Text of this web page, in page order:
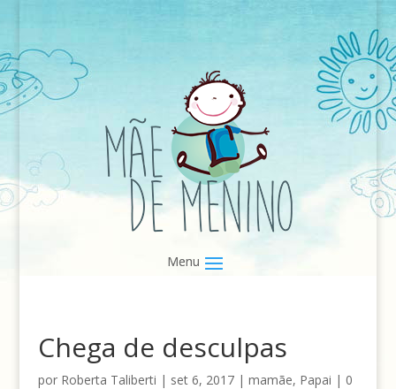
Chega de desculpas
por Roberta Taliberti | set 6, 2017| mamãe, Papai | 0